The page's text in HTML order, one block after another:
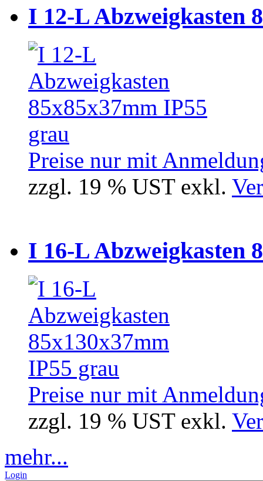
I 12-L Abzweigkasten
Preise nur mit
zzgl. 19 % UST exkl.
I 16-L Abzweigkasten
Preise nur mit
zzgl. 19 % UST exkl.
mehr...
Login